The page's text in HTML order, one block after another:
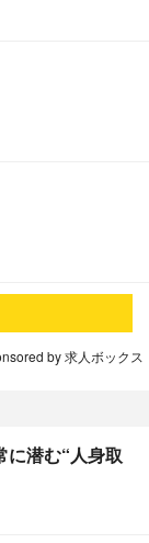
by 求人ボックス
に潜む“人身取